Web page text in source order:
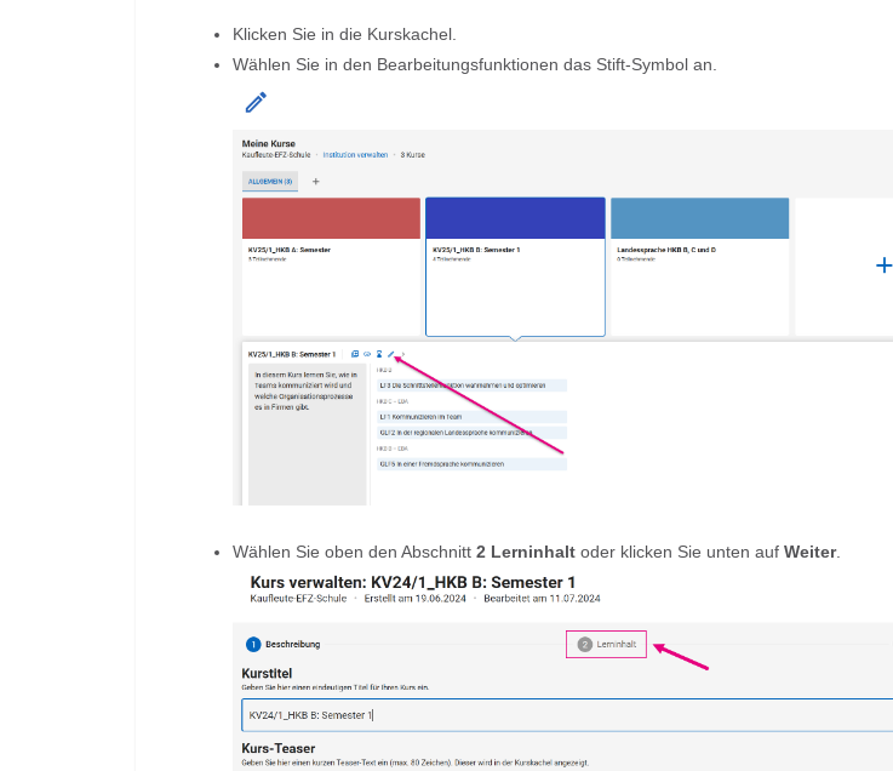
Klicken Sie in die Kurskachel.
Wählen Sie in den Bearbeitungsfunktionen das Stift-Symbol an.
Wählen Sie oben den Abschnitt 2 Lerninhalt oder klicken Sie unten auf Weiter.